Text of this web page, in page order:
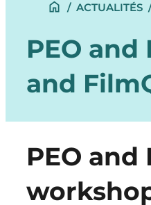
/ ACTUALITÉS
PEO
and
PEO